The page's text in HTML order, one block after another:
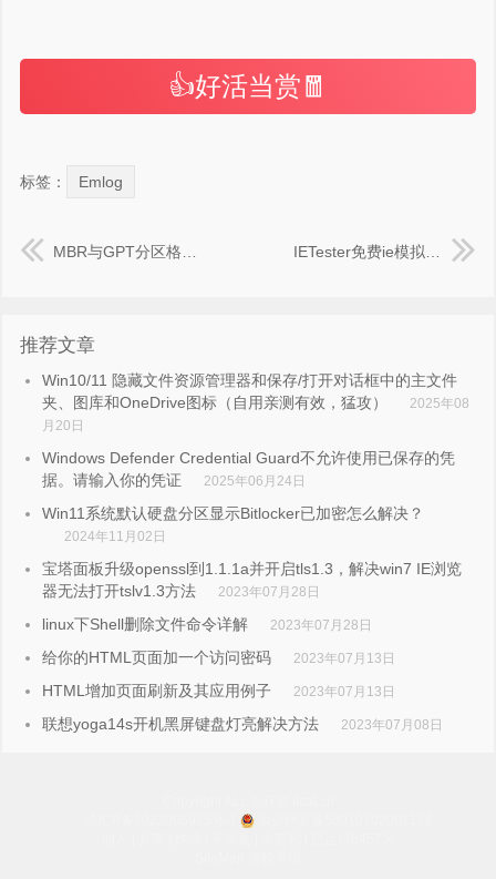
👍好活当赏🧧
标签： Emlog
MBR与GPT分区格式(实例-创建大于2TB的分区) IETester免费ie模拟调试器，IE浏览器多版本测试工具，IE11、IE10、IE9、IE8、IE7 IE 6 和 IE5.5
推荐文章
Win10/11 隐藏文件资源管理器和保存/打开对话框中的主文件
夹、图库和OneDrive图标（自用亲测有效，猛攻）
2025年08
月20日
Windows Defender Credential Guard不允许使用已保存的凭
据。请输入你的凭证
2025年06月24日
Win11系统默认硬盘分区显示Bitlocker已加密怎么解决？
2024年11月02日
宝塔面板升级openssl到1.1.1a并开启tls1.3，解决win7 IE浏览
器无法打开tslv1.3方法
2023年07月28日
linux下Shell删除文件命令详解 2023年07月28日
给你的HTML页面加一个访问密码 2023年07月13日
HTML增加页面刷新及其应用例子 2023年07月13日
联想yoga14s开机黑屏键盘灯亮解决方法 2023年07月08日